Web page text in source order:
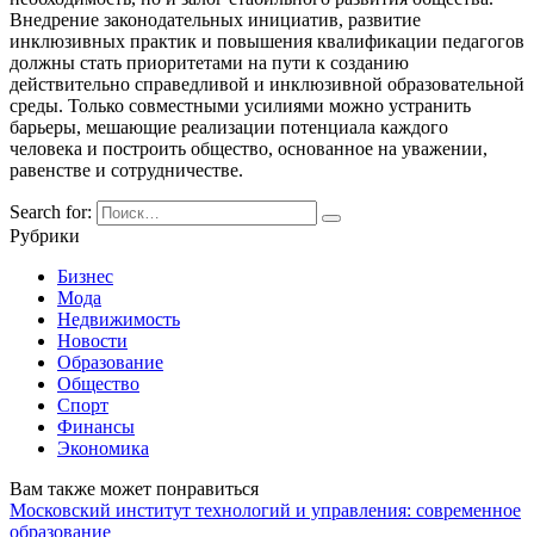
Внедрение законодательных инициатив, развитие
инклюзивных практик и повышения квалификации педагогов
должны стать приоритетами на пути к созданию
действительно справедливой и инклюзивной образовательной
среды. Только совместными усилиями можно устранить
барьеры, мешающие реализации потенциала каждого
человека и построить общество, основанное на уважении,
равенстве и сотрудничестве.
Search for:
Рубрики
Бизнес
Мода
Недвижимость
Новости
Образование
Общество
Спорт
Финансы
Экономика
Вам также может понравиться
Московский институт технологий и управления: современное
образование